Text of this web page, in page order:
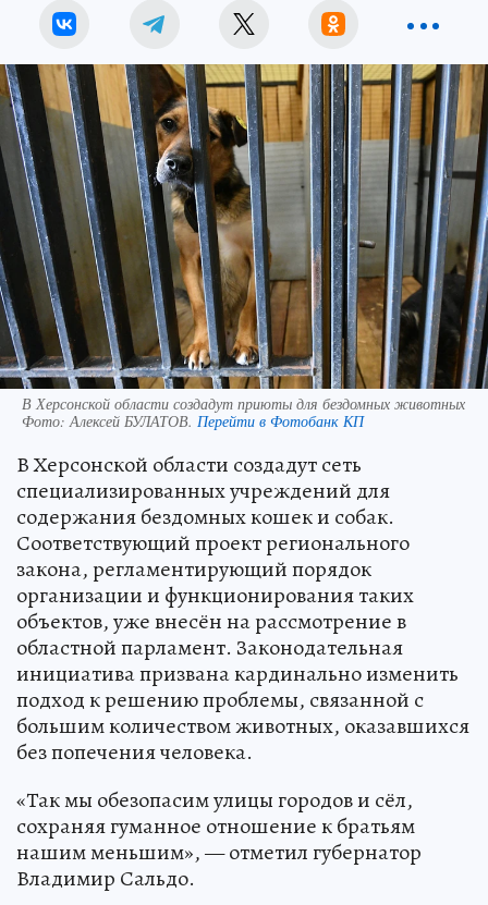
В Херсонской области создадут приюты для бездомных животных
Фото: Алексей БУЛАТОВ. Перейти в Фотобанк КП
В Херсонской области создадут сеть
специализированных учреждений для
содержания бездомных кошек и собак.
Соответствующий проект регионального
закона, регламентирующий порядок
организации и функционирования таких
объектов, уже внесён на рассмотрение в
областной парламент. Законодательная
инициатива призвана кардинально изменить
подход к решению проблемы, связанной с
большим количеством животных, оказавшихся
без попечения человека.
«Так мы обезопасим улицы городов и сёл,
сохраняя гуманное отношение к братьям
нашим меньшим», — отметил губернатор
Владимир Сальдо.